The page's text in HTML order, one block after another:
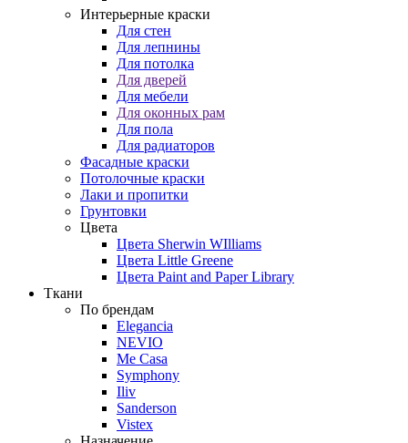
Интерьерные краски
Для стен
Для лепнины
Для потолка
Для дверей
Для мебели
Для оконных рам
Для пола
Для радиаторов
Фасадные краски
Потолочные краски
Лаки и пропитки
Грунтовки
Цвета
Цвета Sherwin WIlliams
Цвета Little Greene
Цвета Paint and Paper Library
Ткани
По брендам
Elegancia
NEVIO
Me Casa
Symphony
Iliv
Sanderson
Vistex